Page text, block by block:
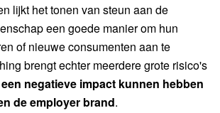
lijkt het tonen van steun aan de
een goede manier om hun
of nieuwe consumenten aan te
brengt echter meerdere grote risico's
een negatieve impact kunnen hebben
de employer brand.